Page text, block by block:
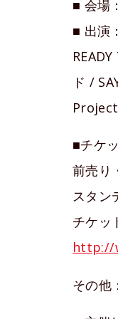
■ 会場
■ 出演
ド /
Project
■チケ
前売り
スタン
チケッ
http://
その他